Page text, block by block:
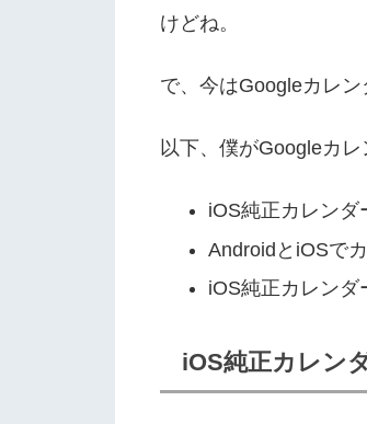
けどね。
で、今はGoogleカレン
以下、僕がGoogleカレ
iOS純正カレンダ
AndroidとiOSで
iOS純正カレンダ
iOS純正カレン